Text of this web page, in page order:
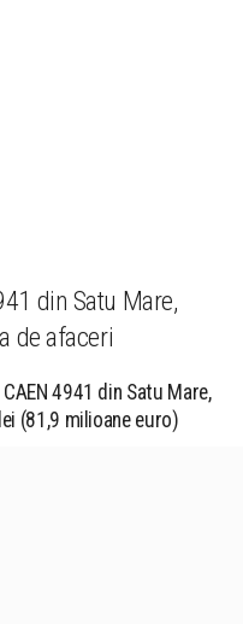
din Satu Mare,
de afaceri
4941 din Satu Mare,
(81,9 milioane euro)